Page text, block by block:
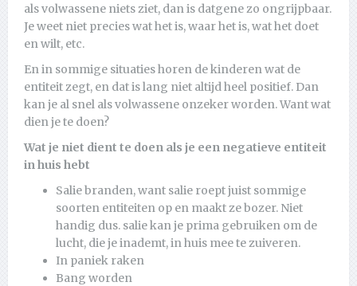
als volwassene niets ziet, dan is datgene zo ongrijpbaar.
Je weet niet precies wat het is, waar het is, wat het doet
en wilt, etc.
En in sommige situaties horen de kinderen wat de
entiteit zegt, en dat is lang niet altijd heel positief. Dan
kan je al snel als volwassene onzeker worden. Want wat
dien je te doen?
Wat je niet dient te doen als je een negatieve entiteit
in huis hebt
Salie branden, want salie roept juist sommige
soorten entiteiten op en maakt ze bozer. Niet
handig dus. salie kan je prima gebruiken om de
lucht, die je inademt, in huis mee te zuiveren.
In paniek raken
Bang worden